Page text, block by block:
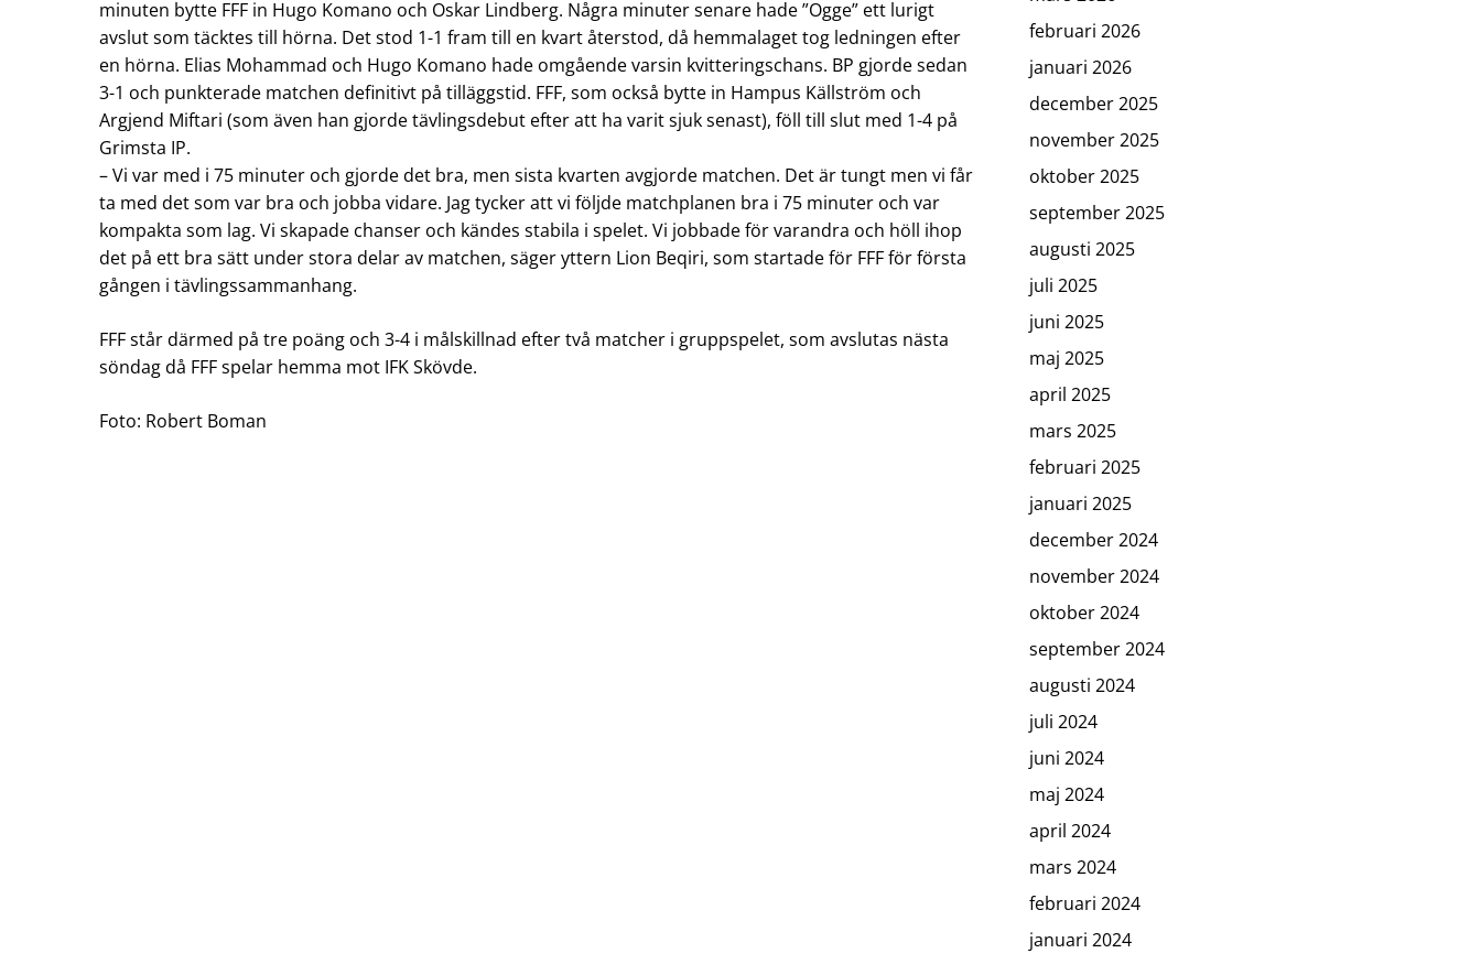
minuten bytte FFF in Hugo Komano och Oskar Lindberg. Några minuter senare hade ”Ogge” ett lurigt
avslut som täcktes till hörna. Det stod 1-1 fram till en kvart återstod, då hemmalaget tog ledningen efter
en hörna. Elias Mohammad och Hugo Komano hade omgående varsin kvitteringschans. BP gjorde sedan
3-1 och punkterade matchen definitivt på tilläggstid. FFF, som också bytte in Hampus Källström och
Argjend Miftari (som även han gjorde tävlingsdebut efter att ha varit sjuk senast), föll till slut med 1-4 på
Grimsta IP.
– Vi var med i 75 minuter och gjorde det bra, men sista kvarten avgjorde matchen. Det är tungt men vi får
ta med det som var bra och jobba vidare. Jag tycker att vi följde matchplanen bra i 75 minuter och var
kompakta som lag. Vi skapade chanser och kändes stabila i spelet. Vi jobbade för varandra och höll ihop
det på ett bra sätt under stora delar av matchen, säger yttern Lion Beqiri, som startade för FFF för första
gången i tävlingssammanhang.
FFF står därmed på tre poäng och 3-4 i målskillnad efter två matcher i gruppspelet, som avslutas nästa
söndag då FFF spelar hemma mot IFK Skövde.
Foto: Robert Boman
februari 2026
januari 2026
december 2025
november 2025
oktober 2025
september 2025
augusti 2025
juli 2025
juni 2025
maj 2025
april 2025
mars 2025
februari 2025
januari 2025
december 2024
november 2024
oktober 2024
september 2024
augusti 2024
juli 2024
juni 2024
maj 2024
april 2024
mars 2024
februari 2024
januari 2024